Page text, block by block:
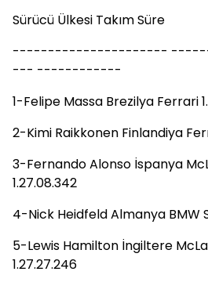
Sürücü Ülkesi Takım Süre
----------------------
--- ------------
1-Felipe Massa Brezilya Ferrari
2-Kimi Raikkonen Finlandiya
3-Fernando Alonso İspanya
1.27.08.342
4-Nick Heidfeld Almanya BMW
5-Lewis Hamilton İngiltere
1.27.27.246